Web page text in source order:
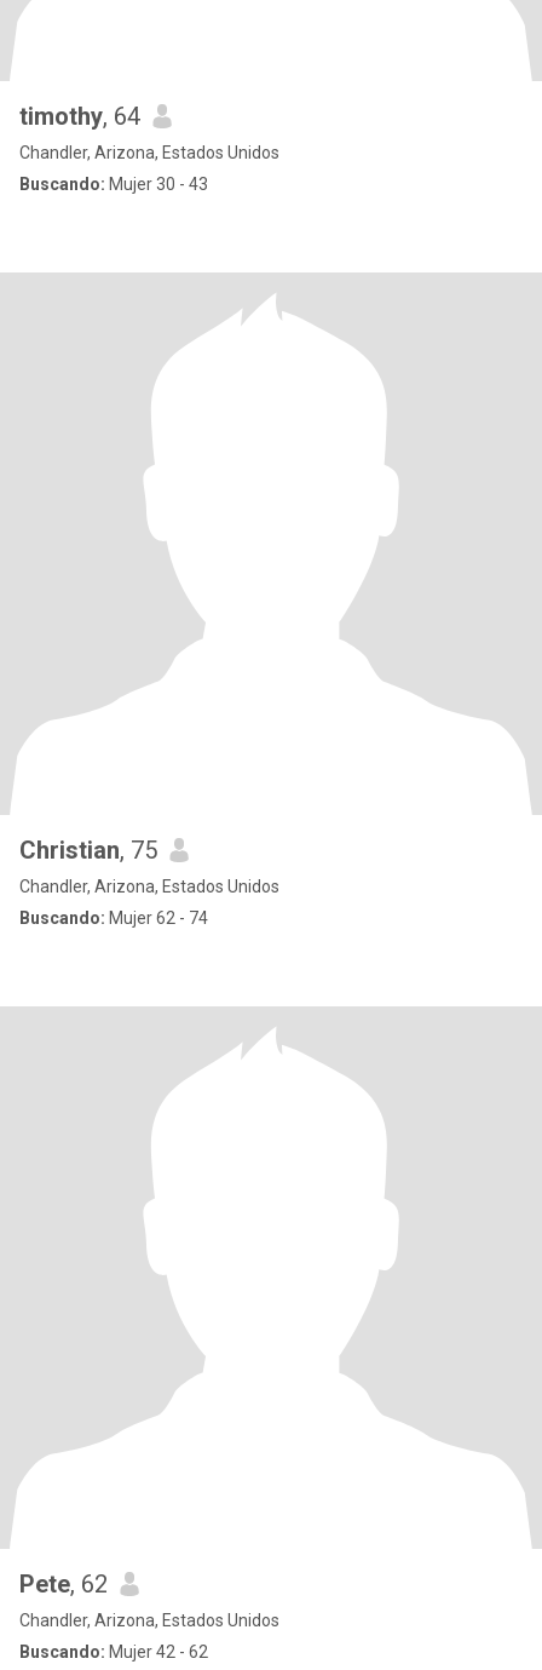
timothy, 64
Chandler, Arizona, Estados Unidos
Buscando: Mujer 30 - 43
Christian, 75
Chandler, Arizona, Estados Unidos
Buscando: Mujer 62 - 74
Pete, 62
Chandler, Arizona, Estados Unidos
Buscando: Mujer 42 - 62